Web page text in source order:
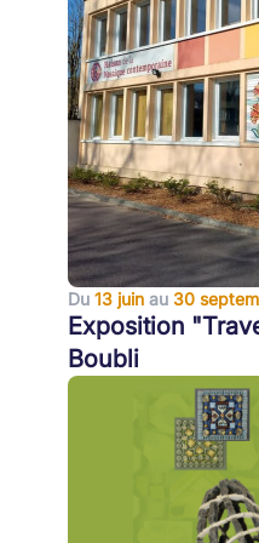
Du 13 juin au 30
Exposition
Boubli